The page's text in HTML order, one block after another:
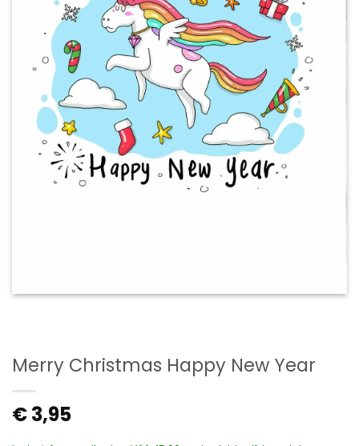
Merry Christmas Happy New Year
€3,95